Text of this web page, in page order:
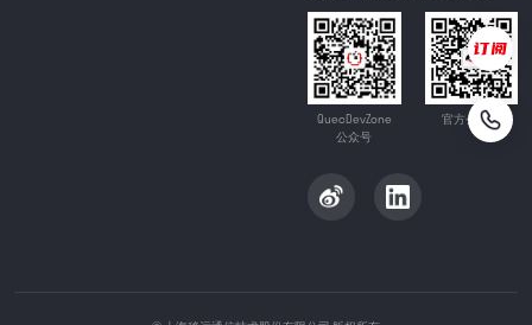
QuecDevZone
公众号
官方公众号